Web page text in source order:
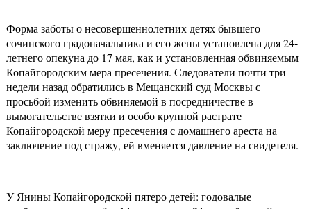
Форма заботы о несовершеннолетних детях бывшего
сочинского градоначальника и его жены установлена для 24-
летнего опекуна до 17 мая, как и установленная обвиняемым
Копайгородским мера пресечения. Следователи почти три
недели назад обратились в Мещанский суд Москвы с
просьбой изменить обвиняемой в посредничестве в
вымогательстве взятки и особо крупной растрате
Копайгородской меру пресечения с домашнего ареста на
заключение под стражу, ей вменяется давление на свидетеля.
У Янины Копайгородской пятеро детей: годовалые